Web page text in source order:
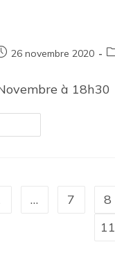
26 novembre 2020
à 18h30
… 7 8
11